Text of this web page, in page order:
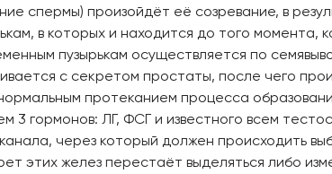
спермы) произойдёт её созревание, в
в которых и находится до того момента,
пузырькам осуществляется по
с секретом простаты, после чего
протеканием процесса
3 гормонов: ЛГ, ФСГ и известного всем
через который должен происходить
этих желез перестаёт выделяться либо